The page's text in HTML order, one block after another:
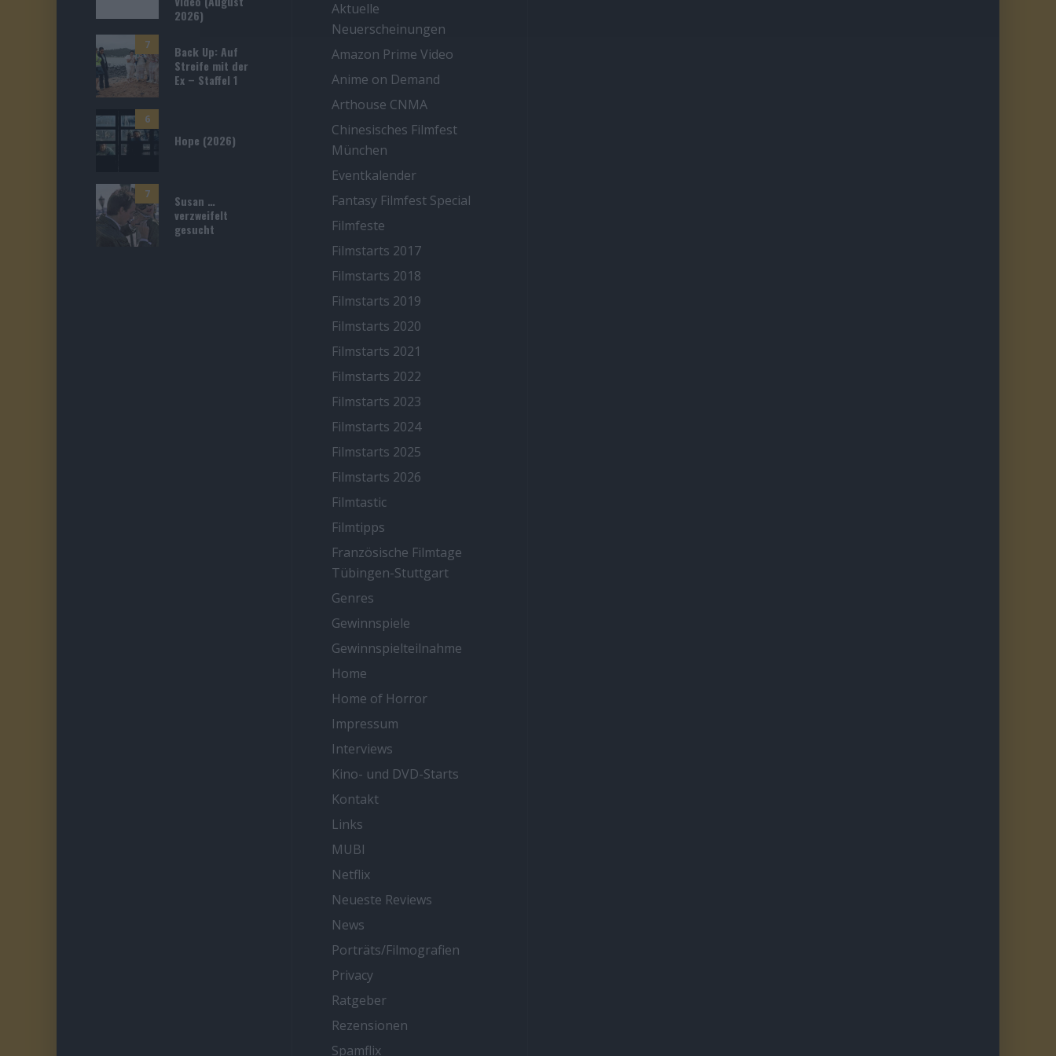
2026)
7
Back Up: Auf
Streife mit der
Ex – Staffel 1
6
Hope (2026)
7
Susan …
verzweifelt
gesucht
Aktuelle
Neuerscheinungen
Amazon Prime Video
Anime on Demand
Arthouse CNMA
Chinesisches Filmfest
München
Eventkalender
Fantasy Filmfest Special
Filmfeste
Filmstarts 2017
Filmstarts 2018
Filmstarts 2019
Filmstarts 2020
Filmstarts 2021
Filmstarts 2022
Filmstarts 2023
Filmstarts 2024
Filmstarts 2025
Filmstarts 2026
Filmtastic
Filmtipps
Französische Filmtage
Tübingen-Stuttgart
Genres
Gewinnspiele
Gewinnspielteilnahme
Home
Home of Horror
Impressum
Interviews
Kino- und DVD-Starts
Kontakt
Links
MUBI
Netflix
Neueste Reviews
News
Porträts/Filmografien
Privacy
Ratgeber
Rezensionen
Spamflix